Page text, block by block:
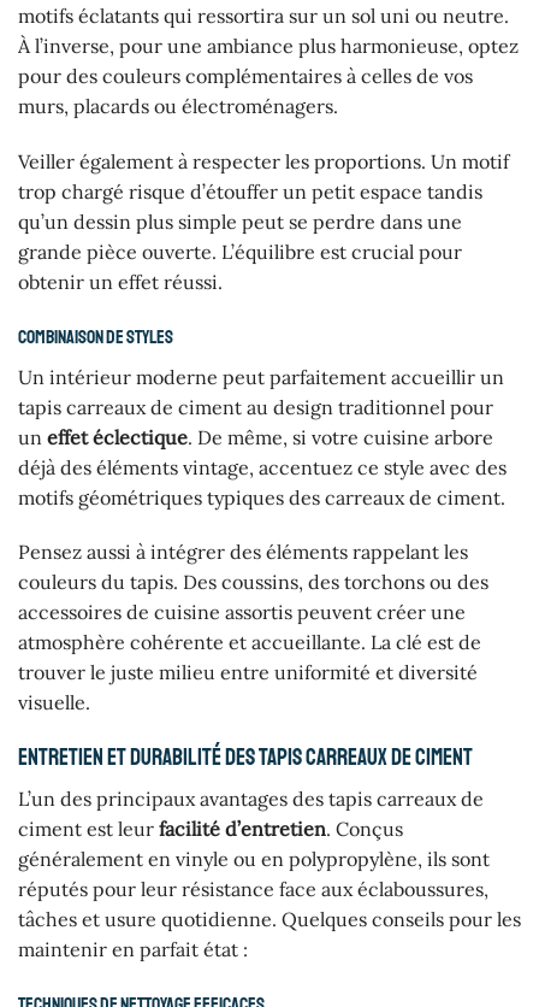
motifs éclatants qui ressortira sur un sol uni ou neutre.
À l’inverse, pour une ambiance plus harmonieuse, optez
pour des couleurs complémentaires à celles de vos
murs, placards ou électroménagers.
Veiller également à respecter les proportions. Un motif
trop chargé risque d’étouffer un petit espace tandis
qu’un dessin plus simple peut se perdre dans une
grande pièce ouverte. L’équilibre est crucial pour
obtenir un effet réussi.
Combinaison de styles
Un intérieur moderne peut parfaitement accueillir un
tapis carreaux de ciment au design traditionnel pour
un effet éclectique. De même, si votre cuisine arbore
déjà des éléments vintage, accentuez ce style avec des
motifs géométriques typiques des carreaux de ciment.
Pensez aussi à intégrer des éléments rappelant les
couleurs du tapis. Des coussins, des torchons ou des
accessoires de cuisine assortis peuvent créer une
atmosphère cohérente et accueillante. La clé est de
trouver le juste milieu entre uniformité et diversité
visuelle.
Entretien et durabilité des tapis carreaux de ciment
L’un des principaux avantages des tapis carreaux de
ciment est leur facilité d’entretien. Conçus
généralement en vinyle ou en polypropylène, ils sont
réputés pour leur résistance face aux éclaboussures,
tâches et usure quotidienne. Quelques conseils pour les
maintenir en parfait état :